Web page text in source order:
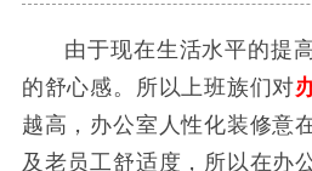
由于现在生活水平的提
的舒心感。所以上班族们对
越高，办公室人性化装修意
及老员工舒适度，所以在办